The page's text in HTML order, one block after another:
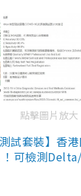
點擊圖片放大
試套裝】香
！可檢測